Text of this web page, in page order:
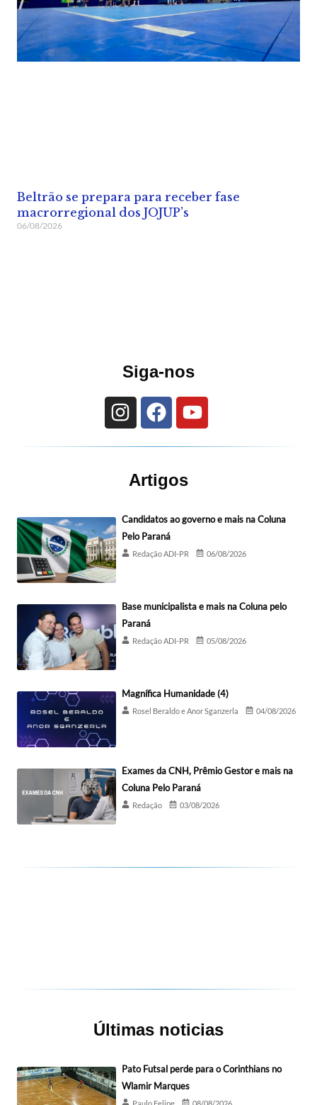
Beltrão se prepara para receber fase
macrorregional dos JOJUP’s
06/08/2026
Siga-nos
Artigos
Candidatos ao governo e mais na Coluna
Pelo Paraná
Redação ADI-PR 06/08/2026
Base municipalista e mais na Coluna pelo
Paraná
Redação ADI-PR 05/08/2026
Magnífica Humanidade (4)
Rosel Beraldo e Anor Sganzerla 04/08/2026
Exames da CNH, Prêmio Gestor e mais na
Coluna Pelo Paraná
Redação 03/08/2026
Últimas noticias
Pato Futsal perde para o Corinthians no
Wlamir Marques
Paulo Felipe 08/08/2026